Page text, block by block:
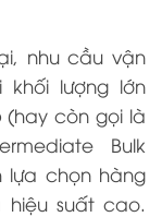
nhu cầu vận
lượng lớn
(hay còn gọi là
Bulk
lựa chọn hàng
suất cao.